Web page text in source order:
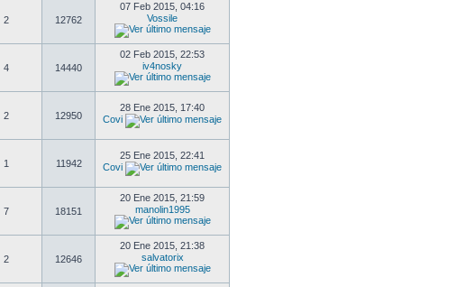
2 12762
07 Feb 2015, 04:16
Vossile
4 14440
02 Feb 2015, 22:53
iv4nosky
2 12950
28 Ene 2015, 17:40
Covi
1 11942
25 Ene 2015, 22:41
Covi
7 18151
20 Ene 2015, 21:59
manolin1995
2 12646
20 Ene 2015, 21:38
salvatorix